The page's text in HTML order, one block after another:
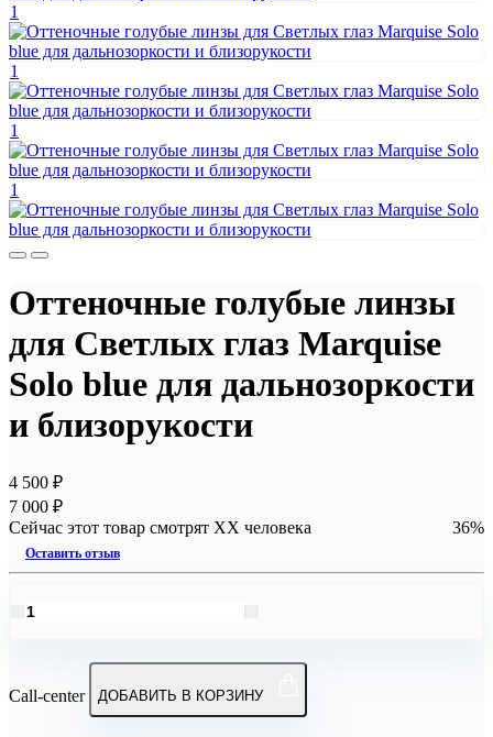
1
1
1
1
Оттеночные голубые линзы
для Светлых глаз Marquise
Solo blue для дальнозоркости
и близорукости
4 500 ₽
7 000 ₽
36%
Cейчас этот товар смотрят XX человека
Оставить отзыв
Call-center ДОБАВИТЬ В КОРЗИНУ